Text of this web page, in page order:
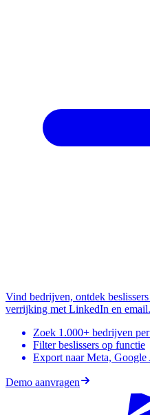
Vind bedrijven, ontdek
verrijking met LinkedIn en email.
Zoek 1.000+ bedrijven
Filter beslissers op functie
Export naar Meta,
Demo aanvragen